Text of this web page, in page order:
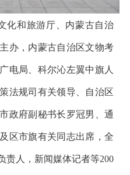
化和旅游厅、内蒙古自治
办，内蒙古自治区文物考
电局、科尔沁左翼中旗人
法规司有关领导 、自治区
政府副秘书长罗冠男、通
区市旗有关同志出席，全
责人，新闻媒体记者等200